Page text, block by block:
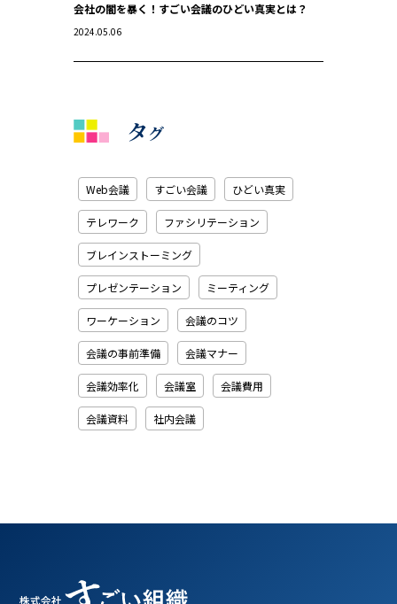
会社の闇を暴く！すごい会議のひどい真実とは？
2024.05.06
タグ
Web会議 すごい会議 ひどい真実
テレワーク ファシリテーション
ブレインストーミング
プレゼンテーション ミーティング
ワーケーション 会議のコツ
会議の事前準備 会議マナー
会議効率化 会議室 会議費用
会議資料 社内会議